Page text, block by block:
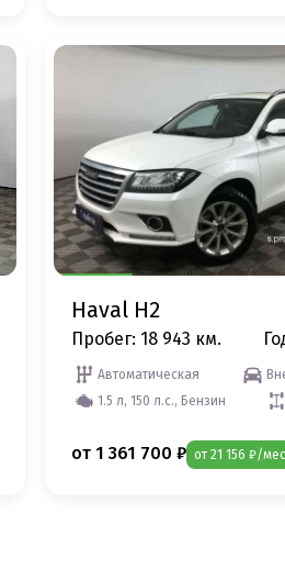
Haval H2
Пробег: 18 943 км.
Автоматическая
1.5 л, 150 л.с., Бензин
от 1 361 700 ₽ от 21 156 ₽/